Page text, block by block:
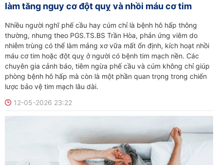
làm tăng nguy cơ đột quỵ và nhồi máu cơ tim
Nhiều người nghĩ phế cầu hay cúm chỉ là bệnh hô hấp thông
thường, nhưng theo PGS.TS.BS Trần Hòa, phản ứng viêm do
nhiễm trùng có thể làm mảng xơ vữa mất ổn định, kích hoạt nhồi
máu cơ tim hoặc đột quỵ ở người có bệnh tim mạch nền. Các
chuyên gia cảnh báo, tiêm ngừa phế cầu và cúm không chỉ giúp
phòng bệnh hô hấp mà còn là một phần quan trọng trong chiến
lược bảo vệ tim mạch lâu dài.
12-05-2026 23:22